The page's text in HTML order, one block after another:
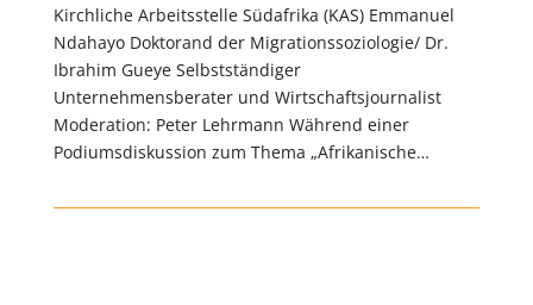
Kirchliche Arbeitsstelle Südafrika (KAS) Emmanuel
Ndahayo Doktorand der Migrationssoziologie/ Dr.
Ibrahim Gueye Selbstständiger
Unternehmensberater und Wirtschaftsjournalist
Moderation: Peter Lehrmann Während einer
Podiumsdiskussion zum Thema „Afrikanische…